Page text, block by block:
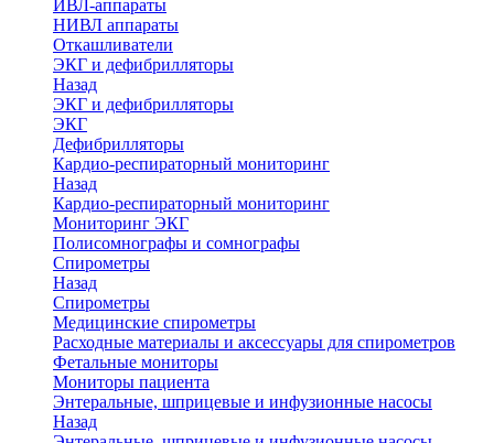
ИВЛ-аппараты
НИВЛ аппараты
Откашливатели
ЭКГ и дефибрилляторы
Назад
ЭКГ и дефибрилляторы
ЭКГ
Дефибрилляторы
Кардио-респираторный мониторинг
Назад
Кардио-респираторный мониторинг
Мониторинг ЭКГ
Полисомнографы и сомнографы
Спирометры
Назад
Спирометры
Медицинские спирометры
Расходные материалы и аксессуары для спирометров
Фетальные мониторы
Мониторы пациента
Энтеральные, шприцевые и инфузионные насосы
Назад